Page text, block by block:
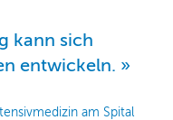
kann sich
entwickeln.
am Spital